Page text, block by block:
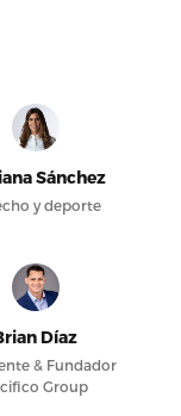
Sánchez
y deporte
Díaz
& Fundador
Group